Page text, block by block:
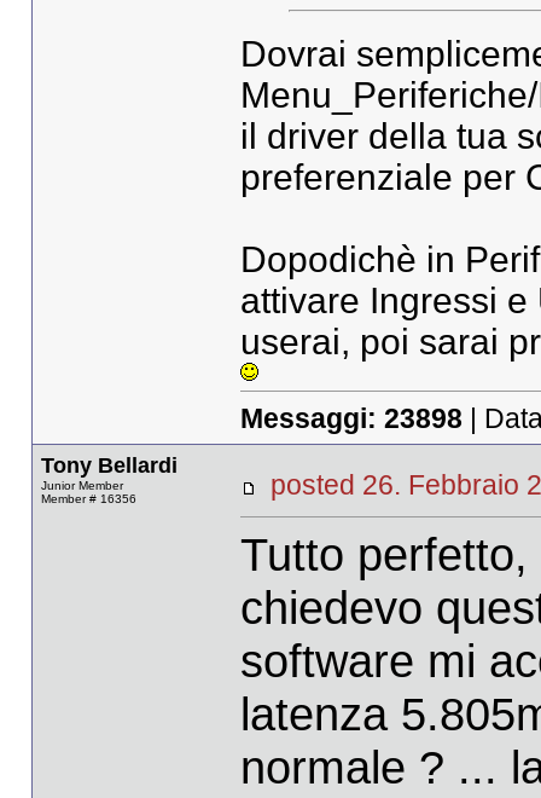
Dovrai
il driver della tua
preferenziale per
Dopodichè in
attivare Ingressi
userai, poi sarai
Messaggi: 23898 |
Tony Bellardi
Junior Member
Member # 16356
posted 26.
Tutto
chiedevo
software mi
latenza
normale ? ...